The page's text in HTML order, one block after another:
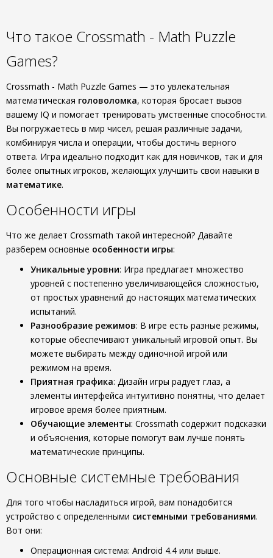
Что такое Crossmath - Math Puzzle
Games?
Crossmath - Math Puzzle Games — это увлекательная
математическая головоломка, которая бросает вызов
вашему IQ и помогает тренировать умственные способности.
Вы погружаетесь в мир чисел, решая различные задачи,
комбинируя числа и операции, чтобы достичь верного
ответа. Игра идеально подходит как для новичков, так и для
более опытных игроков, желающих улучшить свои навыки в
математике.
Особенности игры
Что же делает Crossmath такой интересной? Давайте
разберем основные особенности игры:
Уникальные уровни: Игра предлагает множество
уровней с постепенно увеличивающейся сложностью,
от простых уравнений до настоящих математических
испытаний.
Разнообразие режимов: В игре есть разные режимы,
которые обеспечивают уникальный игровой опыт. Вы
можете выбирать между одиночной игрой или
режимом на время.
Приятная графика: Дизайн игры радует глаз, а
элементы интерфейса интуитивно понятны, что делает
игровое время более приятным.
Обучающие элементы: Crossmath содержит подсказки
и объяснения, которые помогут вам лучше понять
математические принципы.
Основные системные требования
Для того чтобы насладиться игрой, вам понадобится
устройство с определенными системными требованиями.
Вот они:
Операционная система: Android 4.4 или выше.